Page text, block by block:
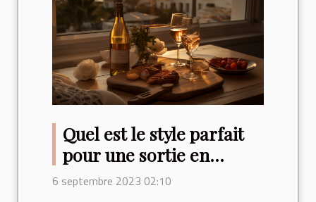
Quel est le style parfait
pour une sortie en
amoureux ?
6 septembre 2023 02:10